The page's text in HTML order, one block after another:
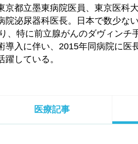
京都立墨東病院医員、東京医科
院泌尿器科医長。日本で数少な
、特に前立腺がんのダヴィンチ
導入に伴い、2015年同病院に医
している。
医療記事